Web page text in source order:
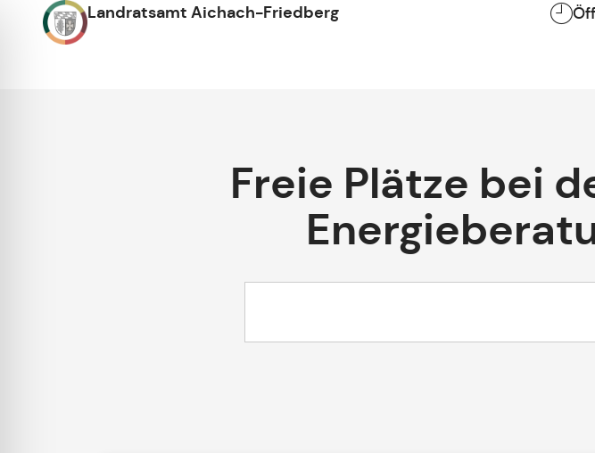
Landratsamt Aichach-Friedberg
Freie Plätze bei